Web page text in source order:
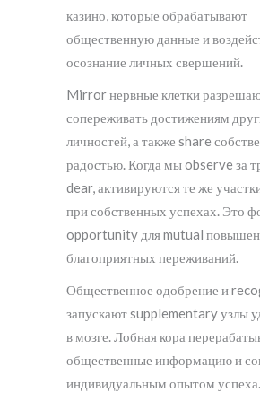
казино, которые обрабатывают
общественную данные и
осознание личных свершений.
Mirror нервные клетки
сопереживать достижениям
личностей, а также share
радостью. Когда мы observe за
dear, активируются те же
при собственных успехах. Это
opportunity для mutual
благоприятных переживаний.
Общественное одобрение и
запускают supplementary узлы
в мозге. Лобная кора
общественные информацию и
индивидуальным опытом